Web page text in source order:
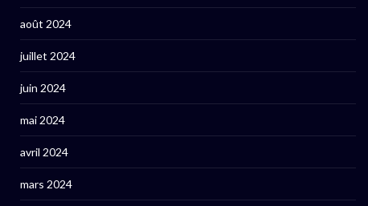
août 2024
juillet 2024
juin 2024
mai 2024
avril 2024
mars 2024